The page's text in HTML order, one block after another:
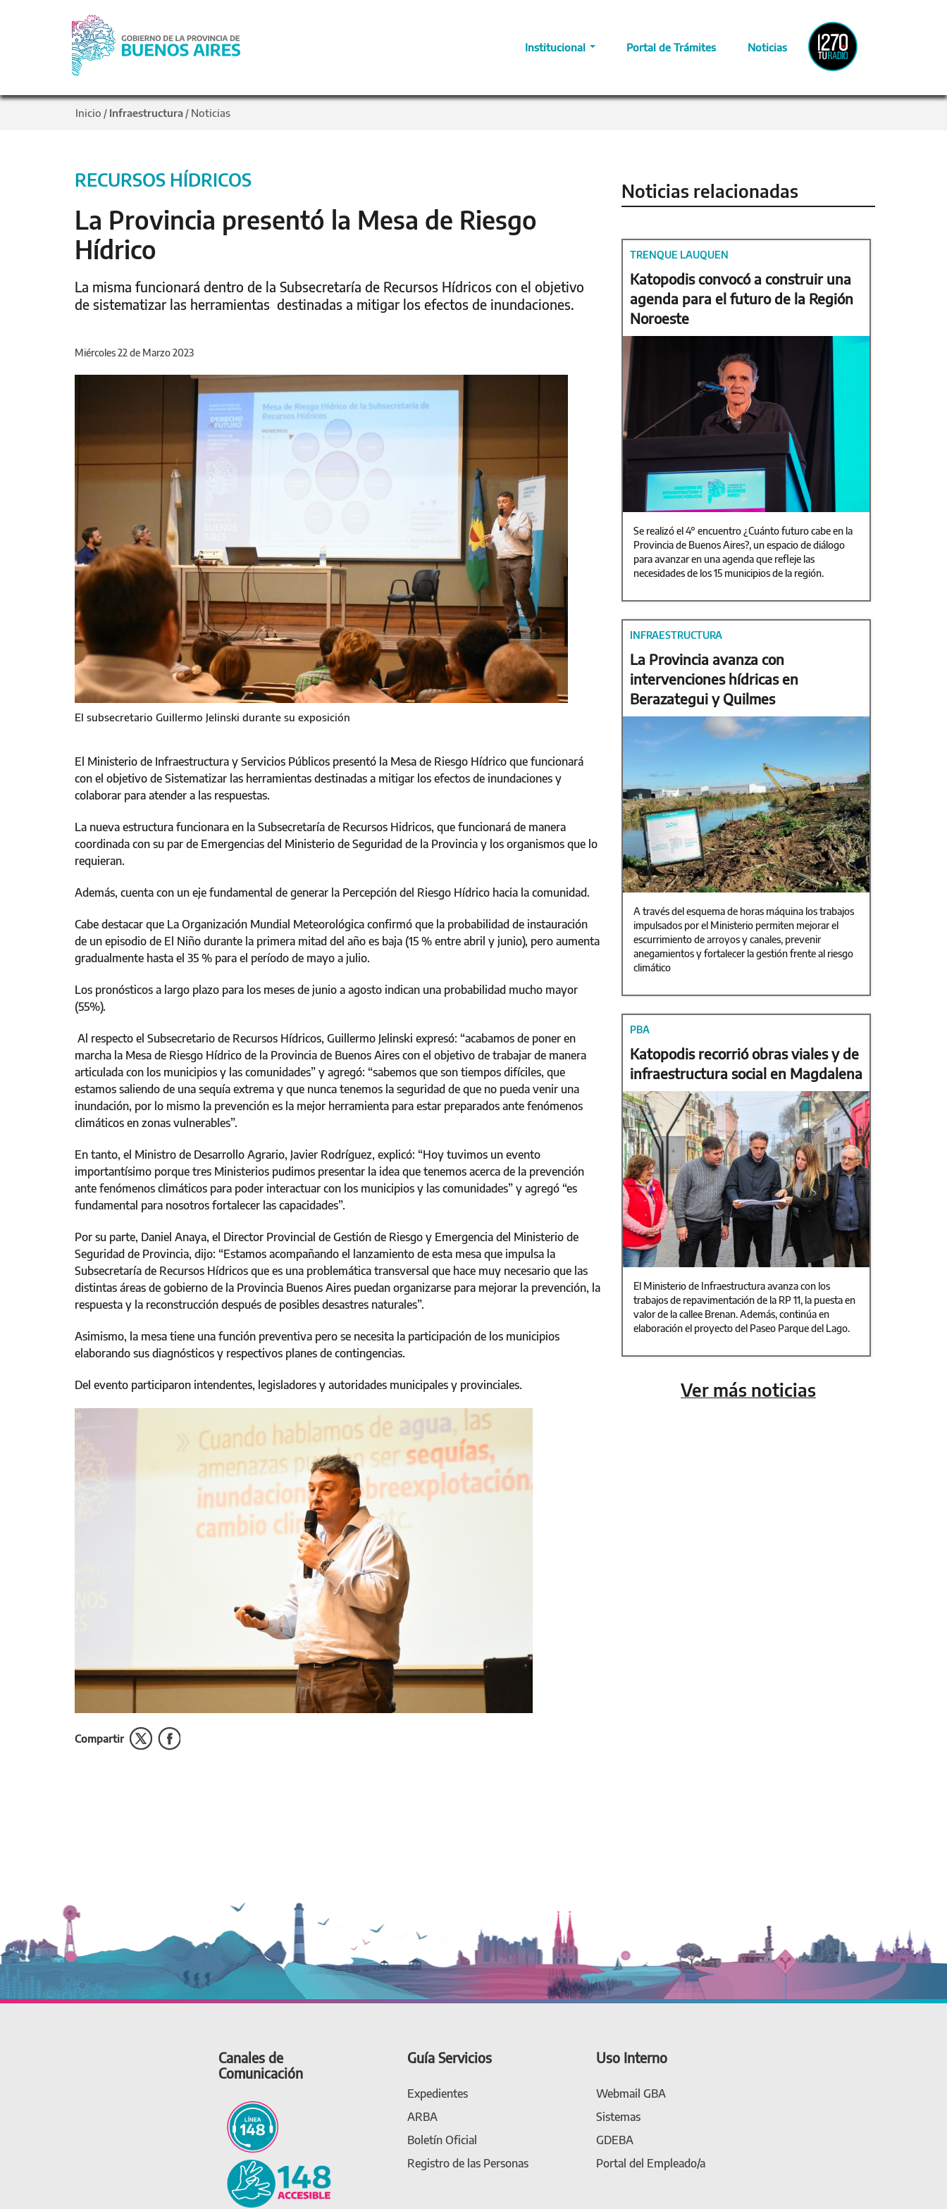
Institucional Portal de Trámites Noticias
Radio
Provincia
Inicio / Infraestructura / Noticias
RECURSOS HÍDRICOS
La Provincia presentó la Mesa de Riesgo
Hídrico
La misma funcionará dentro de la Subsecretaría de Recursos Hídricos con el objetivo
de sistematizar las herramientas destinadas a mitigar los efectos de inundaciones.
Miércoles 22 de Marzo 2023
El subsecretario Guillermo Jelinski durante su exposición
El Ministerio de Infraestructura y Servicios Públicos presentó la Mesa de Riesgo Hídrico que funcionará
con el objetivo de Sistematizar las herramientas destinadas a mitigar los efectos de inundaciones y
colaborar para atender a las respuestas.
La nueva estructura funcionara en la Subsecretaría de Recursos Hidricos, que funcionará de manera
coordinada con su par de Emergencias del Ministerio de Seguridad de la Provincia y los organismos que lo
requieran.
Además, cuenta con un eje fundamental de generar la Percepción del Riesgo Hídrico hacia la comunidad.
Cabe destacar que La Organización Mundial Meteorológica confirmó que la probabilidad de instauración
de un episodio de El Niño durante la primera mitad del año es baja (15 % entre abril y junio), pero aumenta
gradualmente hasta el 35 % para el período de mayo a julio.
Los pronósticos a largo plazo para los meses de junio a agosto indican una probabilidad mucho mayor
(55%).
Al respecto el Subsecretario de Recursos Hídricos, Guillermo Jelinski expresó: “acabamos de poner en
marcha la Mesa de Riesgo Hídrico de la Provincia de Buenos Aires con el objetivo de trabajar de manera
articulada con los municipios y las comunidades” y agregó: “sabemos que son tiempos difíciles, que
estamos saliendo de una sequía extrema y que nunca tenemos la seguridad de que no pueda venir una
inundación, por lo mismo la prevención es la mejor herramienta para estar preparados ante fenómenos
climáticos en zonas vulnerables”.
En tanto, el Ministro de Desarrollo Agrario, Javier Rodríguez, explicó: “Hoy tuvimos un evento
importantísimo porque tres Ministerios pudimos presentar la idea que tenemos acerca de la prevención
ante fenómenos climáticos para poder interactuar con los municipios y las comunidades” y agregó “es
fundamental para nosotros fortalecer las capacidades”.
Por su parte, Daniel Anaya, el Director Provincial de Gestión de Riesgo y Emergencia del Ministerio de
Seguridad de Provincia, dijo: “Estamos acompañando el lanzamiento de esta mesa que impulsa la
Subsecretaría de Recursos Hídricos que es una problemática transversal que hace muy necesario que las
distintas áreas de gobierno de la Provincia Buenos Aires puedan organizarse para mejorar la prevención, la
respuesta y la reconstrucción después de posibles desastres naturales”.
Asimismo, la mesa tiene una función preventiva pero se necesita la participación de los municipios
elaborando sus diagnósticos y respectivos planes de contingencias.
Del evento participaron intendentes, legisladores y autoridades municipales y provinciales.
Compartir
Noticias relacionadas
TRENQUE LAUQUEN
Katopodis convocó a construir una
agenda para el futuro de la Región
Noroeste
Se realizó el 4° encuentro ¿Cuánto futuro cabe en la
Provincia de Buenos Aires?, un espacio de diálogo
para avanzar en una agenda que refleje las
necesidades de los 15 municipios de la región.
INFRAESTRUCTURA
La Provincia avanza con
intervenciones hídricas en
Berazategui y Quilmes
A través del esquema de horas máquina los trabajos
impulsados por el Ministerio permiten mejorar el
escurrimiento de arroyos y canales, prevenir
anegamientos y fortalecer la gestión frente al riesgo
climático
PBA
Katopodis recorrió obras viales y de
infraestructura social en Magdalena
El Ministerio de Infraestructura avanza con los
trabajos de repavimentación de la RP 11, la puesta en
valor de la callee Brenan. Además, continúa en
elaboración el proyecto del Paseo Parque del Lago.
Ver más noticias
Canales de
Comunicación
Guía Servicios
Expedientes
ARBA
Boletín Oficial
Registro de las Personas
Uso Interno
Webmail GBA
Sistemas
GDEBA
Portal del Empleado/a